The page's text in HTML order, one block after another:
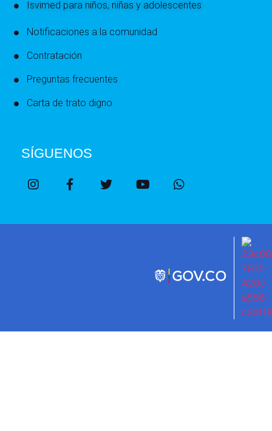
Isvimed para niños, niñas y adolescentes
Notificaciones a la comunidad
Contratación
Preguntas frecuentes
Carta de trato digno
SÍGUENOS